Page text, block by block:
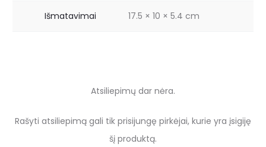
Išmatavimai 17.5 × 10 × 5.4 cm
A
Atsiliepimų dar nėra.
Rašyti atsiliepimą gali tik prisijungę pirkėjai, kurie yra įsigiję
šį produktą.